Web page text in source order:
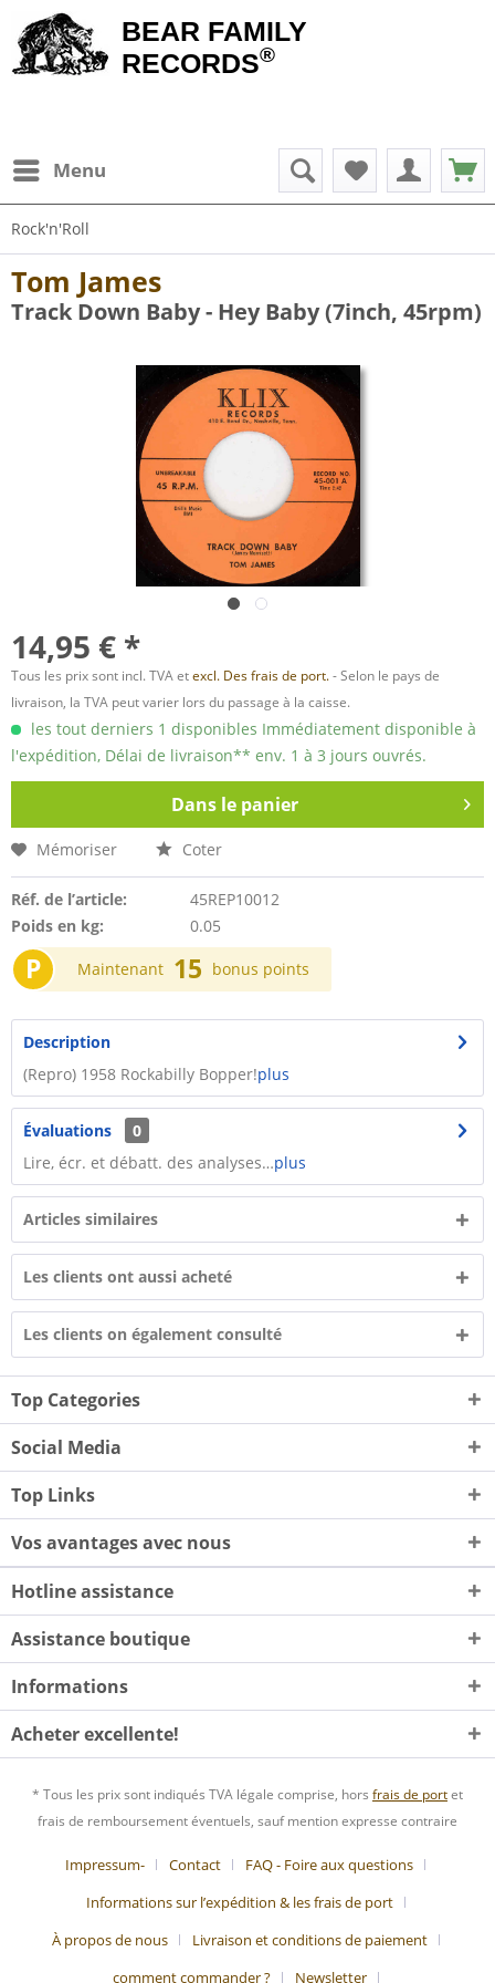
BEAR FAMILY
RECORDS®
Menu
Rock'n'Roll
Tom James
Track Down Baby - Hey Baby (7inch, 45rpm)
14,95 € *
Tous les prix sont incl. TVA etexcl. Des frais de port.- Selon le pays de
livraison, la TVA peut varier lors du passage à la caisse.
les tout derniers 1 disponibles Immédiatement disponible à
l'expédition, Délai de livraison** env. 1 à 3 jours ouvrés.
Dans le panier
Mémoriser Coter
Réf. de l’article:
45REP10012
Poids en kg:
0.05
P Maintenant 15 bonus points
Description
(Repro) 1958 Rockabilly Bopper!plus
Évaluations
0
Lire, écr. et débatt. des analyses…plus
Articles similaires
Les clients ont aussi acheté
Les clients on également consulté
Top Categories
Social Media
Top Links
Vos avantages avec nous
Hotline assistance
Assistance boutique
Informations
Acheter excellente!
* Tous les prix sont indiqués TVA légale comprise, hors frais de portet
frais de remboursement éventuels, sauf mention expresse contraire
Impressum- Contact
FAQ - Foire aux questions
Informations sur l’expédition & les frais de port
À propos de nous
Livraison et conditions de paiement
comment commander ?
Newsletter